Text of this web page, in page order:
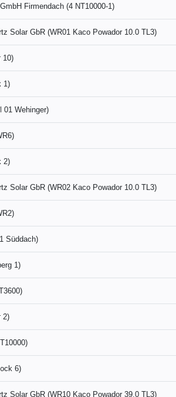
Firmendach (4 NT10000-1)
Solar GbR (WR01 Kaco Powador 10.0 TL3)
10)
1)
01 Wehinger)
2)
Solar GbR (WR02 Kaco Powador 10.0 TL3)
Süddach)
1)
2)
6)
Solar GbR (WR10 Kaco Powador 39.0 TL3)